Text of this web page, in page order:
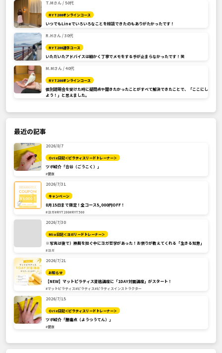
T.Mさん / 50代
RYT200オンラインコース
いつでもLineでいろいろなことを相談できたのもありがたかったです！
R.Hさん / 30代
RYT200通学コース
いただいたアドバイスは細かく丁寧でメモをする手が止まらなかったです！笑
M.Mさん / 40代
RYT200オンラインコース
個別説明会を受けた時に疑問点や聞きたかったことがすべて解決できたことで、「ここにし
よう！」と思えました。
最近の記事
2026/8/7
Orie日記＜ピラティスリードトレーナー＞
ツボ紹介「合谷（ごうこく）」
#健康
2026/7/31
キャンペーン
8月15日まで限定！全コース5,000円OFF！
#ヨガ#RYT200#RYT500
2026/7/30
Mio日記＜ヨガリードトレーナー＞
※写真は後で）神輿を担ぐ中にヨガ哲学があった！お祭りが教えてくれる「生きる知恵」
#ヨガ
2026/7/21
お知らせ
【NEW】マットピラティス資格講座に「1DAY対面講座」がスタート！
#マットピラティス#ピラティス#ピラティスインストラクター
2026/7/15
Orie日記＜ピラティスリードトレーナー＞
ツボ紹介「腰痛点（ようつうてん）」
#健康